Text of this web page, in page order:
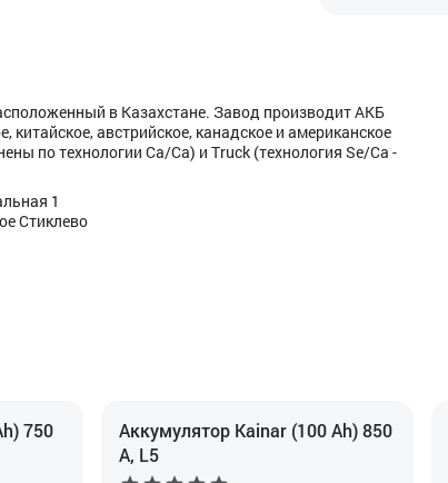
в Казахстане. Завод производит АКБ
китайское, австрийское, канадское и американское
по технологии Ca/Ca) и Truck (технология Se/Ca -
1
Стиклево
750
Аккумулятор Kainar (100 Ah) 850
А, L5